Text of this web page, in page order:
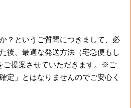
？というご質問につきまして、必
後、最適な発送方法（宅急便もし
ご提案させていただきます。※ご
定」とはなりませんのでご安心く